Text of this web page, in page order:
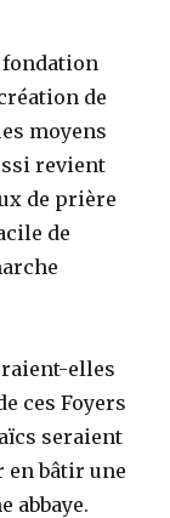
fondation
de
moyens
revient
de prière
de
elles
ces Foyers
seraient
en bâtir une
abbaye.